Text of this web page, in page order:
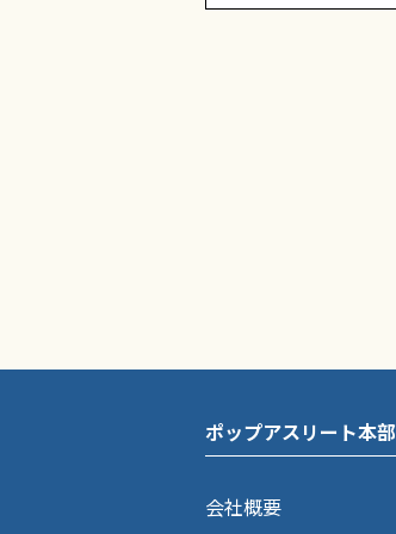
ポップアスリート本部
会社概要